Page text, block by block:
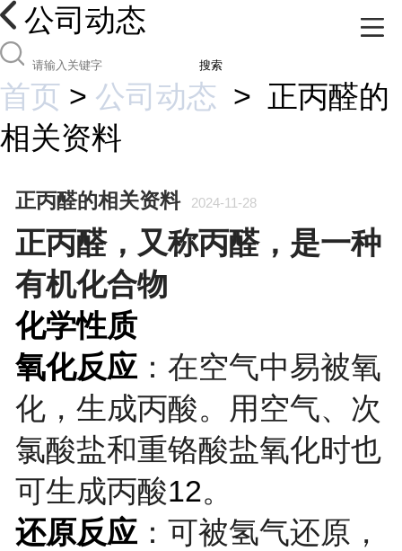
公司动态
搜索
首页 > 公司动态 > 正丙醛的
相关资料
正丙醛的相关资料 2024-11-28
正丙醛，又称丙醛，是一种
有机化合物
化学性质
氧化反应：在空气中易被氧
化，生成丙酸。用空气、次
氯酸盐和重铬酸盐氧化时也
可生成丙酸12。
还原反应：可被氢气还原，